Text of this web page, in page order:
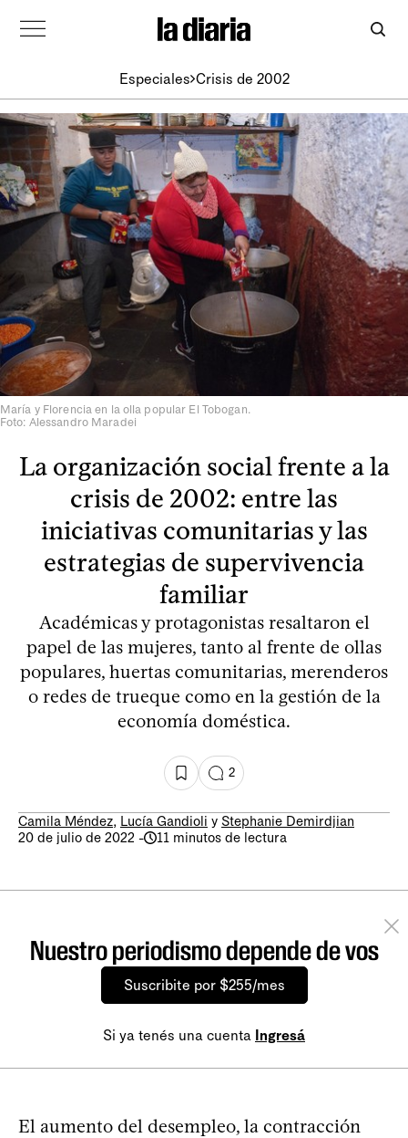
Especiales Crisis de 2002
María y Florencia en la olla popular El Tobogan.
Foto: Alessandro Maradei
La organización social frente a la
crisis de 2002: entre las
iniciativas comunitarias y las
estrategias de supervivencia
familiar
Académicas y protagonistas resaltaron el
papel de las mujeres, tanto al frente de ollas
populares, huertas comunitarias, merenderos
o redes de trueque como en la gestión de la
economía doméstica.
2
Camila Méndez, Lucía Gandioli y Stephanie Demirdjian
20 de julio de 2022 - 11 minutos de lectura
Nuestro periodismo depende de vos
Suscribite por $255/mes
Si ya tenés una cuenta Ingresá
El aumento del desempleo, la contracción